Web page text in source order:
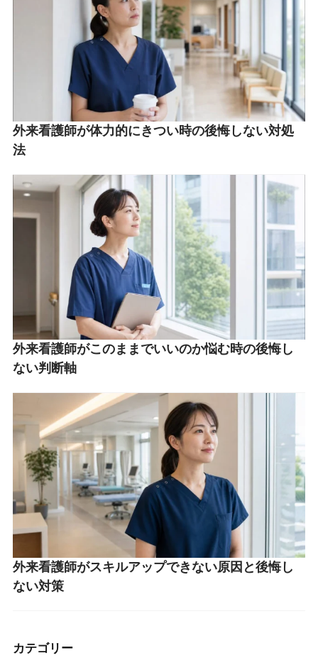
外来看護師が体力的にきつい時の後悔しない対処
法
外来看護師がこのままでいいのか悩む時の後悔し
ない判断軸
外来看護師がスキルアップできない原因と後悔し
ない対策
カテゴリー